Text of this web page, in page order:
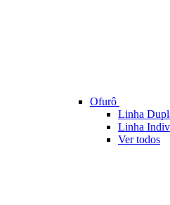
Ofurô
Linha
Linha
Ver todos